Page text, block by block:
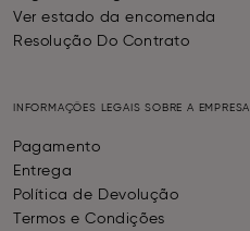
Ver estado da encomenda
Resolução Do Contrato
INFORMAÇÕES LEGAIS SOBRE A EMPRESA
Pagamento
Entrega
Política de Devolução
Termos e Condições